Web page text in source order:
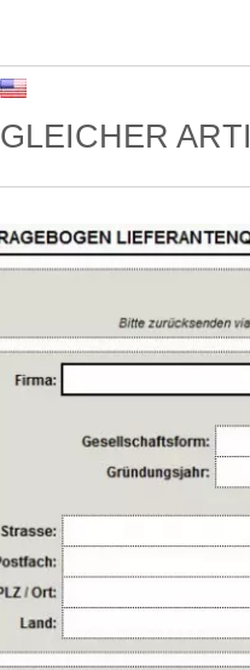
GLEICHER